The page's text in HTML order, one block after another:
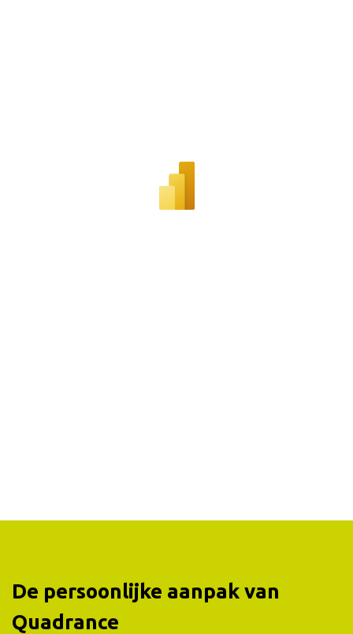
De persoonlijke aanpak van
Quadrance